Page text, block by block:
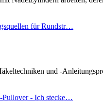
für Rundstr…
und -
Pullover - Ich stecke…